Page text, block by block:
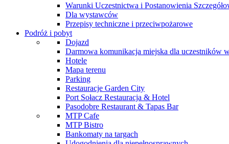
Warunki Uczestnictwa i Postanowienia
Dla wystawców
Przepisy techniczne i przeciwpożarowe
Podróż i pobyt
Dojazd
Darmowa komunikacja miejska dla uczestników
Hotele
Mapa terenu
Parking
Restauracje Garden City
Port Sołacz Restauracja & Hotel
Pasodobre Restaurant & Tapas Bar
MTP Cafe
MTP Bistro
Bankomaty na targach